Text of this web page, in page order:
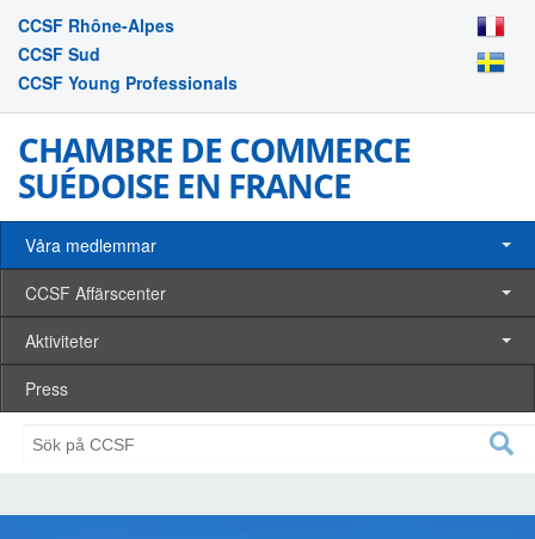
CCSF Rhône-Alpes
CCSF Sud
CCSF Young Professionals
CHAMBRE DE COMMERCE
SUÉDOISE EN FRANCE
Våra medlemmar
CCSF Affärscenter
Aktiviteter
Press